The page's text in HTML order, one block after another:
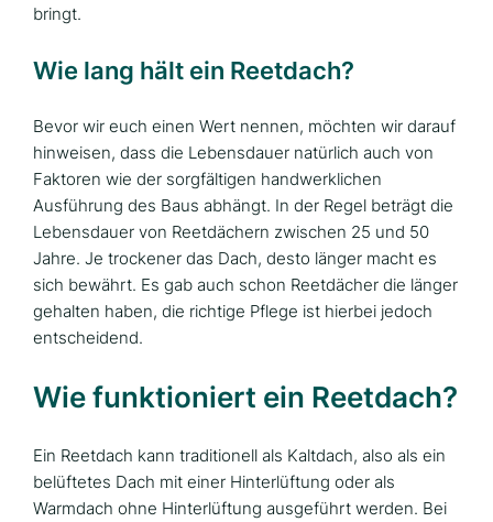
bringt.
Wie lang hält ein Reetdach?
Bevor wir euch einen Wert nennen, möchten wir darauf
hinweisen, dass die Lebensdauer natürlich auch von
Faktoren wie der sorgfältigen handwerklichen
Ausführung des Baus abhängt. In der Regel beträgt die
Lebensdauer von Reetdächern zwischen 25 und 50
Jahre. Je trockener das Dach, desto länger macht es
sich bewährt. Es gab auch schon Reetdächer die länger
gehalten haben, die richtige Pflege ist hierbei jedoch
entscheidend.
Wie funktioniert ein Reetdach?
Ein Reetdach kann traditionell als Kaltdach, also als ein
belüftetes Dach mit einer Hinterlüftung oder als
Warmdach ohne Hinterlüftung ausgeführt werden. Bei